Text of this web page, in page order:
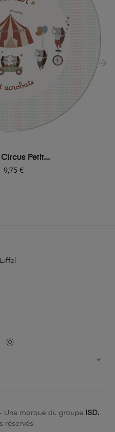
Petit...
Prix
9,75 €
Pinterest

Une marque du groupe ISD.
réservés.